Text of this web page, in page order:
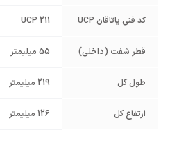
کد فنی یاتاقان UCP UCP 211
قطر شفت (داخلی) 55 میلیمتر
طول کل 219 میلیمتر
ارتفاع کل 126 میلیمتر